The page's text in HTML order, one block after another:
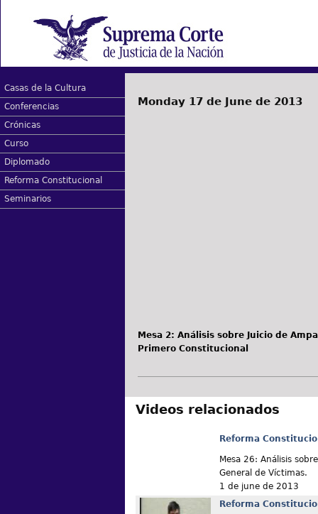
Casas de la Cultura
Conferencias
Crónicas
Curso
Diplomado
Reforma Constitucional
Seminarios
Monday 17 de June de 2013
Mesa 2: Análisis sobre Juicio de
Primero Constitucional
Videos relacionados
Reforma
Mesa 26: Análisis
General de Víctimas.
1 de june de 2013
Reforma